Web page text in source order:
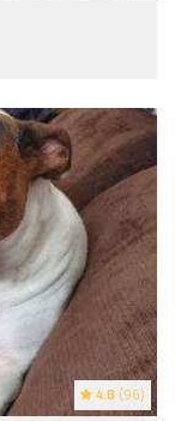
4.8 (96)